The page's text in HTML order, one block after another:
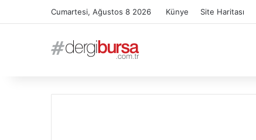
Cumartesi, Ağustos 8 2026 Künye Site Haritası